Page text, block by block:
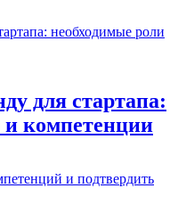
для стартапа:
и компетенции